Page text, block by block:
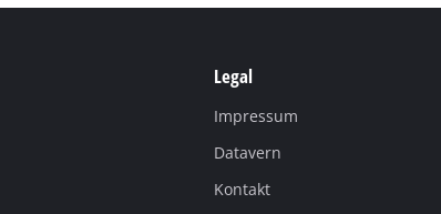
Legal
Impressum
Datavern
Kontakt